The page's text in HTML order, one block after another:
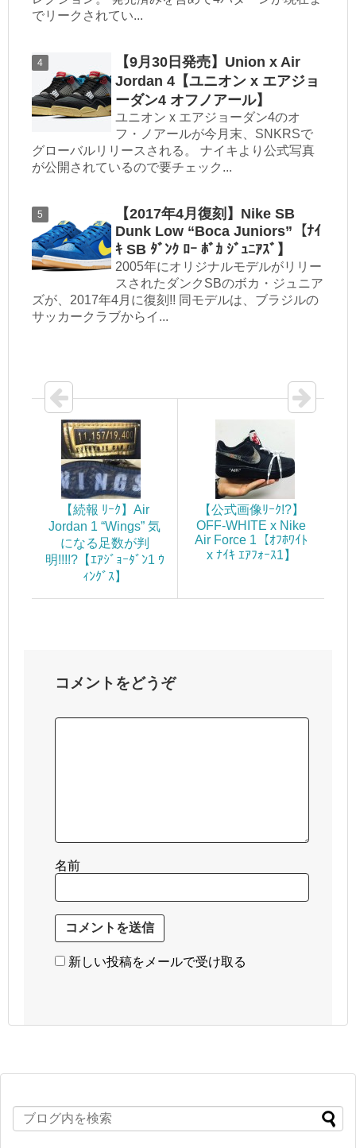
でリークされてい...
【9月30日発売】Union x Air
Jordan 4【ユニオン x エアジョ
ーダン4 オフノアール】
ユニオン x エアジョーダン4のオ
フ・ノアールが今月末、SNKRSで
グローバルリリースされる。 ナイキより公式写真
が公開されているので要チェック...
【2017年4月復刻】Nike SB
Dunk Low “Boca Juniors”【ﾅｲ
ｷ SB ﾀﾞﾝｸ ﾛｰ ﾎﾞｶ ｼﾞｭﾆｱｽﾞ】
2005年にオリジナルモデルがリリー
スされたダンクSBのボカ・ジュニア
ズが、2017年4月に復刻!! 同モデルは、ブラジルの
サッカークラブからイ...
【続報 ﾘｰｸ】Air
Jordan 1 “Wings” 気
になる足数が判
明!!!!?【ｴｱｼﾞｮｰﾀﾞﾝ1 ｳ
ｨﾝｸﾞｽ】
【公式画像ﾘｰｸ!?】
OFF-WHITE x Nike
Air Force 1【ｵﾌﾎﾜｲﾄ
x ﾅｲｷ ｴｱﾌｫｰｽ1】
コメントをどうぞ
名前
新しい投稿をメールで受け取る